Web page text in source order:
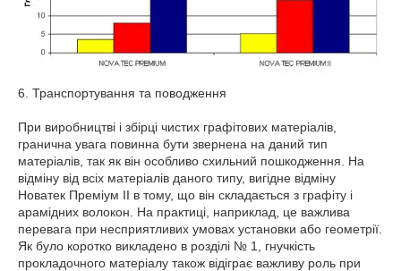
6. Транспортування та поводження
При виробництві і збірці чистих графітових матеріалів,
гранична увага повинна бути звернена на даний тип
матеріалів, так як він особливо схильний пошкодження. На
відміну від всіх матеріалів даного типу, вигідне відміну
Новатек Преміум II в тому, що він складається з графіту і
арамідних волокон. На практиці, наприклад, це важлива
перевага при несприятливих умовах установки або геометрії.
Як було коротко викладено в розділі № 1, гнучкість
прокладочного матеріалу також відіграє важливу роль при